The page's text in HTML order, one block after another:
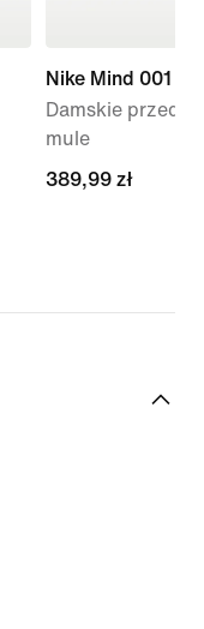
Nike Mind 001
Damskie
mule
389,99 zł
389,99 zł